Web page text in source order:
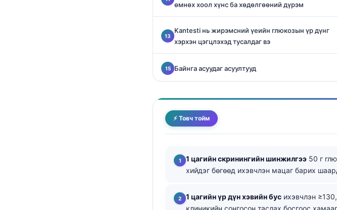
өмнөх хоол хүнс ба хөдөлгөөний дүрэм
Kantesti нь жирэмсний үеийн глюкозын үр дүнг
хэрхэн цэгцлэхэд тусалдаг вэ
Байнга асуудаг асуултууд
⚡ Товч тойм
1 цагийн скринингийн шинжилгээ 50 г
хийдэг бөгөөд ихэвчлэн мацаг барих
1 цагийн үр дүн хэвийн бус ихэвчлэн
клиникийн сонгосон таслах босгоос